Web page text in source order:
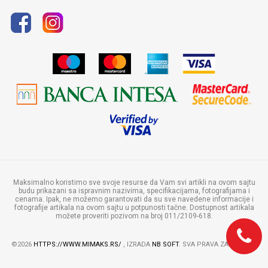
Maksimalno koristimo sve svoje resurse da Vam svi artikli na ovom sajtu
budu prikazani sa ispravnim nazivima, specifikacijama, fotografijama i
cenama. Ipak, ne možemo garantovati da su sve navedene informacije i
fotografije artikala na ovom sajtu u potpunosti tačne. Dostupnost artikala
možete proveriti pozivom na broj 011/2109-618.
©2026 HTTPS://WWW.MIMAKS.RS/ , IZRADA NB SOFT. SVA PRAVA ZADRŽANA.